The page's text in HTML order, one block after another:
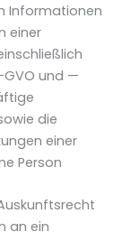
Informationen
einer
GVO und —
die
einer
Person
an ein